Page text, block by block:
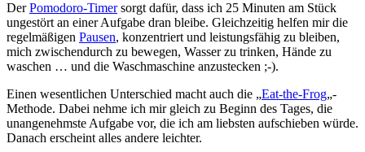
DerPomodoro-Timersorgt dafür, dass ich 25 Minuten am Stück
ungestört an einer Aufgabe dran bleibe. Gleichzeitig helfen mir die
regelmäßigen Pausen, konzentriert und leistungsfähig zu bleiben,
mich zwischendurch zu bewegen, Wasser zu trinken, Hände zu
waschen … und die Waschmaschine anzustecken ;-).
Einen wesentlichen Unterschied macht auch die „Eat-the-Frog„-
Methode. Dabei nehme ich mir gleich zu Beginn des Tages, die
unangenehmste Aufgabe vor, die ich am liebsten aufschieben würde.
Danach erscheint alles andere leichter.